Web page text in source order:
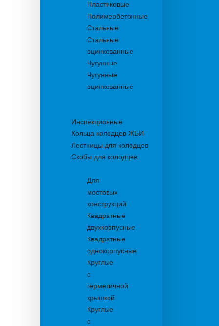
Пластиковые
Полимербетонные
Стальные
Стальные
оцинкованные
Чугунные
Чугунные
оцинкованные
Инспекционные
Кольца колодцев ЖБИ
Лестницы для колодцев
Скобы для колодцев
Для
мостовых
конструкций
Квадратные
двухкорпусные
Квадратные
однокорпусные
Круглые
с
герметичной
крышкой
Круглые
с